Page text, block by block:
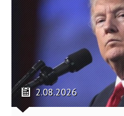
2.08.2026